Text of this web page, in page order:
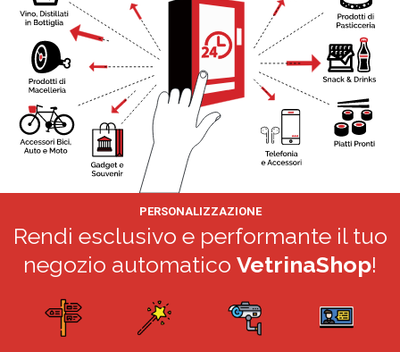
PERSONALIZZAZIONE
Rendi esclusivo e performante il tuo
negozio automatico VetrinaShop!